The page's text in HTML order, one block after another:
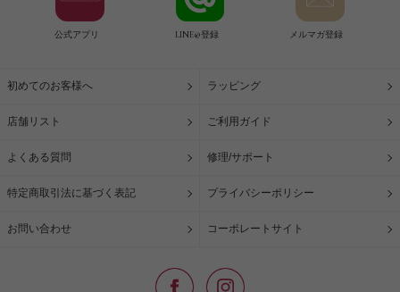
公式アプリ LINE@登録 メルマガ登録
初めてのお客様へ ラッピング
店舗リスト ご利用ガイド
よくある質問 修理/サポート
特定商取引法に基づく表記 プライバシーポリシー
お問い合わせ コーポレートサイト